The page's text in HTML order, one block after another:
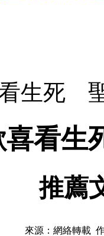
生死
喜看
推薦
來源：網絡轉載